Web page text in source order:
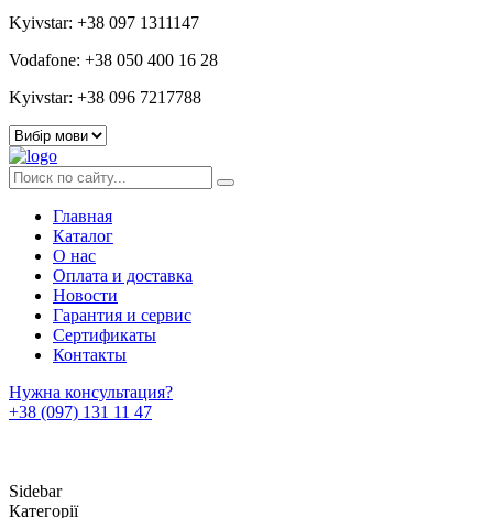
Kyivstar: +38 097 1311147
Vodafone: +38 050 400 16 28
Kyivstar: +38 096 7217788
Главная
Каталог
О нас
Оплата и доставка
Новости
Гарантия и сервис
Сертификаты
Контакты
Нужна консультация?
+38 (097) 131 11 47
Sidebar
Категорії